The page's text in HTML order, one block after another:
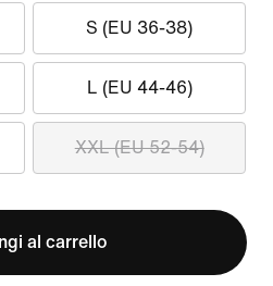
S (EU 36-38)
L (EU 44-46)
XXL (EU 52-54)
al carrello